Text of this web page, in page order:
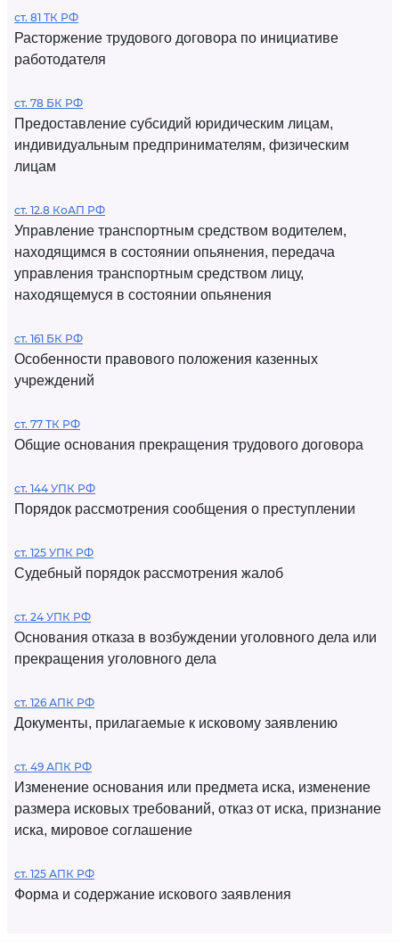
ст. 81 ТК РФ
Расторжение трудового договора по инициативе
работодателя
ст. 78 БК РФ
Предоставление субсидий юридическим лицам,
индивидуальным предпринимателям, физическим
лицам
ст. 12.8 КоАП РФ
Управление транспортным средством водителем,
находящимся в состоянии опьянения, передача
управления транспортным средством лицу,
находящемуся в состоянии опьянения
ст. 161 БК РФ
Особенности правового положения казенных
учреждений
ст. 77 ТК РФ
Общие основания прекращения трудового договора
ст. 144 УПК РФ
Порядок рассмотрения сообщения о преступлении
ст. 125 УПК РФ
Судебный порядок рассмотрения жалоб
ст. 24 УПК РФ
Основания отказа в возбуждении уголовного дела или
прекращения уголовного дела
ст. 126 АПК РФ
Документы, прилагаемые к исковому заявлению
ст. 49 АПК РФ
Изменение основания или предмета иска, изменение
размера исковых требований, отказ от иска, признание
иска, мировое соглашение
ст. 125 АПК РФ
Форма и содержание искового заявления